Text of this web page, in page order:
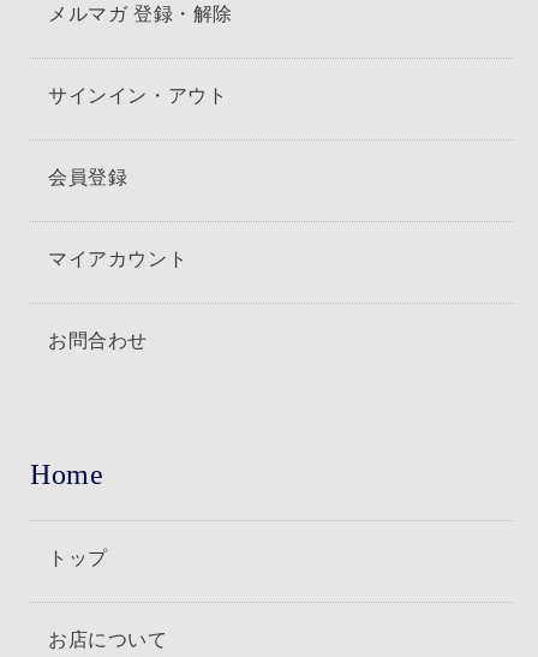
メルマガ 登録・解除
サインイン・アウト
会員登録
マイアカウント
お問合わせ
Home
トップ
お店について